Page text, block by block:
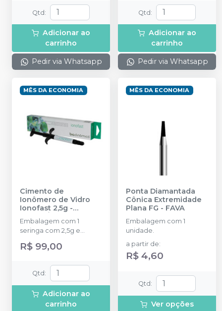
Qtd:
Adicionar ao
carrinho
Pedir via Whatsapp
Qtd:
Adicionar ao
carrinho
Pedir via Whatsapp
MÊS DA ECONOMIA
Cimento de
Ionômero de Vidro
Ionofast 2,5g -
BIODINÂMICA
Embalagem com 1
seringa com 2,5g e
acessórios.
R$ 99,00
Qtd :
Adicionar ao
carrinho
MÊS DA ECONOMIA
Ponta Diamantada
Cônica Extremidade
Plana FG - FAVA
Embalagem com 1
unidade.
a partir de:
R$ 4,60
Qtd :
Ver opções